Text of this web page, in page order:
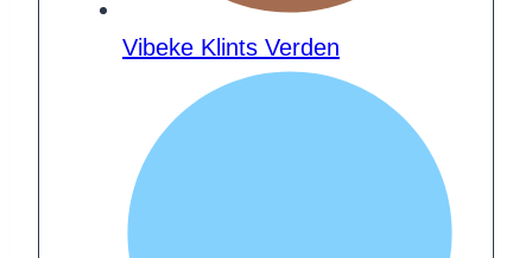
Vibeke Klints Verden